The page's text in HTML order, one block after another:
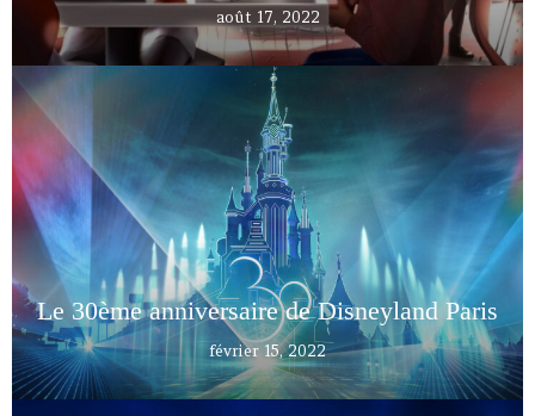
août 17, 2022
Le 30ème anniversaire de Disneyland Paris
février 15, 2022